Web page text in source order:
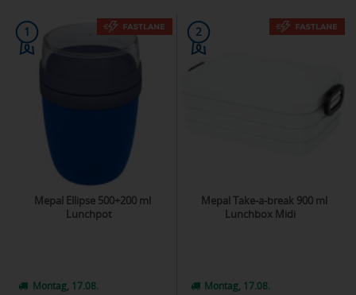
1
Mepal Ellipse 500+200 ml
Lunchpot
Montag, 17.08.
2
Mepal Take-a-break 900 ml
Lunchbox Midi
Montag, 17.08.